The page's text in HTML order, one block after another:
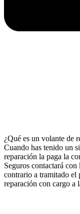
¿Qué es un volante de
Cuando has tenido un
reparación la paga la
Seguros contactará
contrario a tramitado el
reparación con cargo a